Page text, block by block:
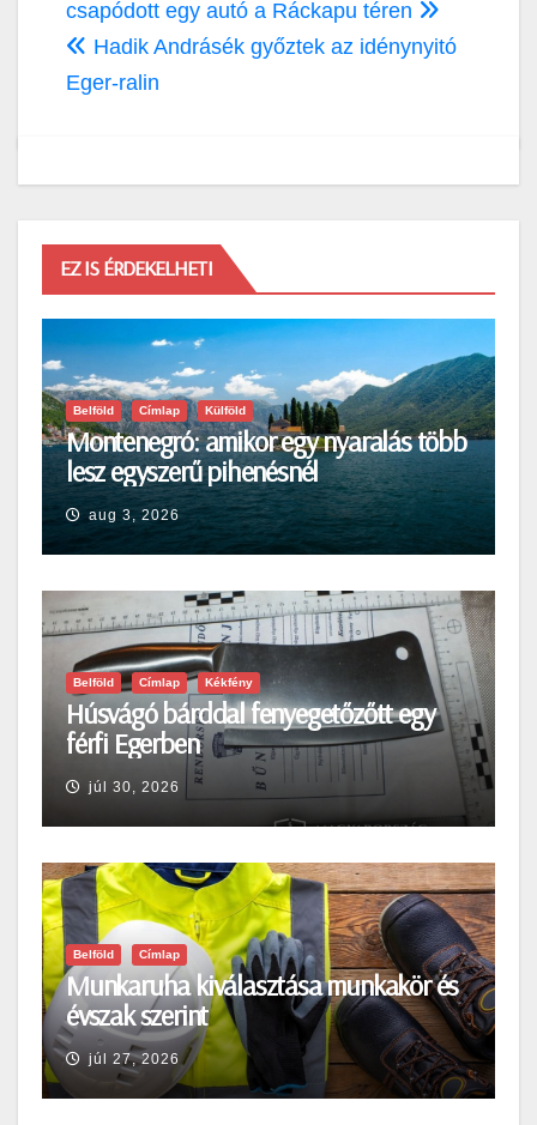
navigáció
csapódott egy autó a Ráckapu téren
Hadik Andrásék győztek az idénynyitó
Eger-ralin
EZ IS ÉRDEKELHETI
Belföld Címlap Külföld
Montenegró: amikor egy nyaralás több
lesz egyszerű pihenésnél
aug 3, 2026
Belföld Címlap Kékfény
Húsvágó bárddal fenyegetőzőtt egy
férfi Egerben
júl 30, 2026
Belföld Címlap
Munkaruha kiválasztása munkakör és
évszak szerint
júl 27, 2026